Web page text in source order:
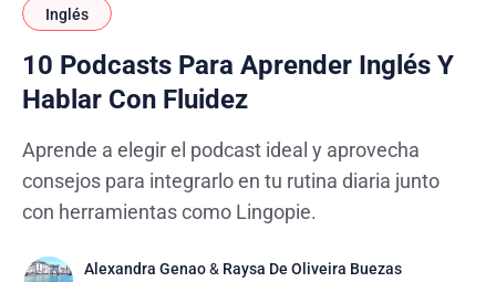
Inglés
10 Podcasts Para Aprender Inglés Y
Hablar Con Fluidez
Aprende a elegir el podcast ideal y aprovecha
consejos para integrarlo en tu rutina diaria junto
con herramientas como Lingopie.
Alexandra Genao& Raysa De Oliveira Buezas